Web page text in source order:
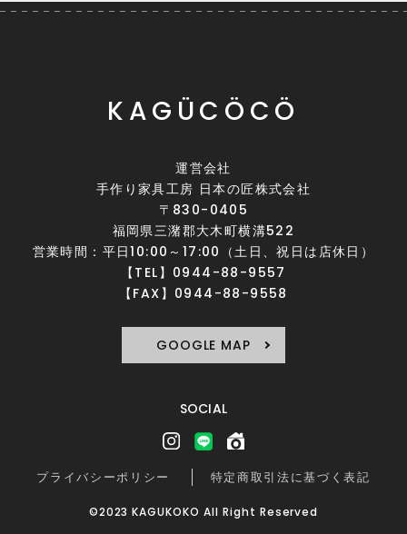
KAGÜCÖCÖ
運営会社
手作り家具工房 日本の匠株式会社
〒830-0405
福岡県三潴郡大木町横溝522
営業時間：平日10:00～17:00（土日、祝日は店休日）
【TEL】0944-88-9557
【FAX】0944-88-9558
GOOGLE MAP
SOCIAL
プライバシーポリシー 特定商取引法に基づく表記
©2023 KAGUKOKO All Right Reserved